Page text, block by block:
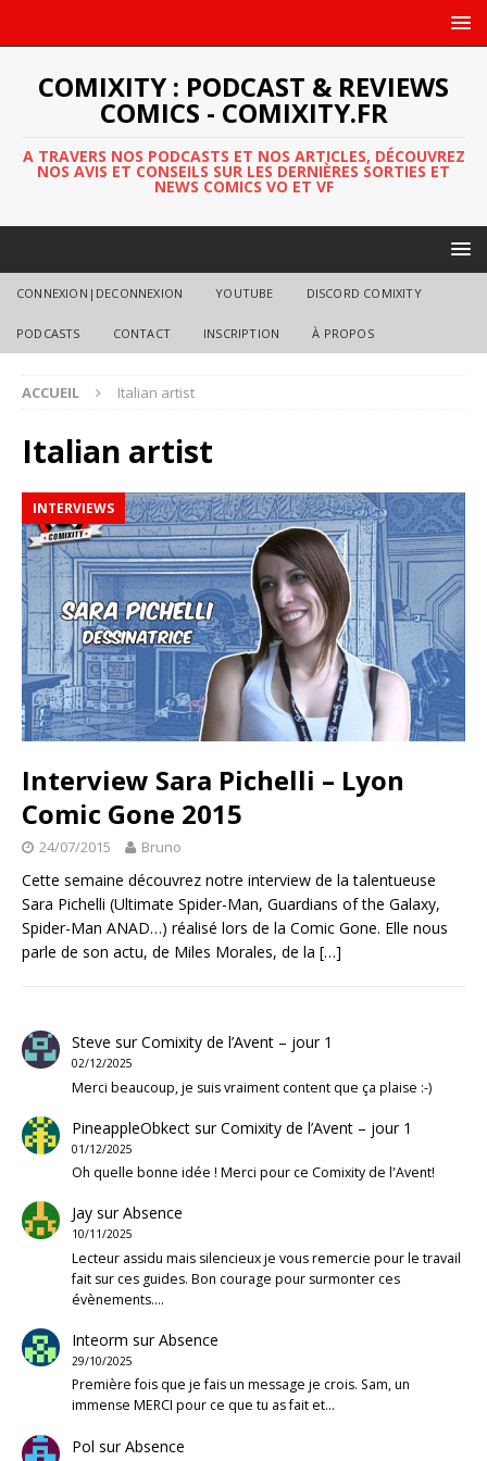
COMIXITY : PODCAST & REVIEWS
COMICS - COMIXITY.FR
A TRAVERS NOS PODCASTS ET NOS ARTICLES, DÉCOUVREZ
NOS AVIS ET CONSEILS SUR LES DERNIÈRES SORTIES ET
NEWS COMICS VO ET VF
CONNEXION|DECONNEXION YOUTUBE DISCORD COMIXITY
PODCASTS CONTACT INSCRIPTION À PROPOS
ACCUEIL Italian artist
Italian artist
INTERVIEWS
Interview Sara Pichelli – Lyon
Comic Gone 2015
24/07/2015 Bruno
Cette semaine découvrez notre interview de la talentueuse
Sara Pichelli (Ultimate Spider-Man, Guardians of the Galaxy,
Spider-Man ANAD…) réalisé lors de la Comic Gone. Elle nous
parle de son actu, de Miles Morales, de la […]
Steve surComixity de l’Avent – jour 1
02/12/2025
Merci beaucoup, je suis vraiment content que ça plaise :-)
PineappleObkectsurComixity de l’Avent – jour 1
01/12/2025
Oh quelle bonne idée ! Merci pour ce Comixity de l'Avent!
JaysurAbsence
10/11/2025
Lecteur assidu mais silencieux je vous remercie pour le travail
fait sur ces guides. Bon courage pour surmonter ces
évènements.…
Inteorm surAbsence
29/10/2025
Première fois que je fais un message je crois. Sam, un
immense MERCI pour ce que tu as fait et…
Pol surAbsence